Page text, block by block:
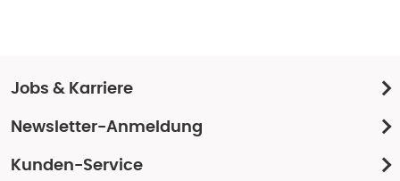
Jobs & Karriere
Newsletter-Anmeldung
Kunden-Service